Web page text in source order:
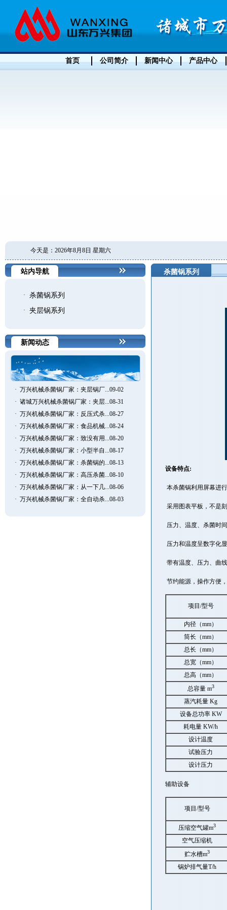
首页 公司简介 新闻中心 产品中心
今天是：2026年8月8日 星期六
站内导航
· 杀菌锅系列
· 夹层锅系列
新闻动态
· 万兴机械杀菌锅厂家：夹层锅厂...09-02
· 诸城万兴机械杀菌锅厂家：夹层...08-31
· 万兴机械杀菌锅厂家：反压式杀...08-27
· 万兴机械杀菌锅厂家：食品机械...08-24
· 万兴机械杀菌锅厂家：致没有用...08-20
· 万兴机械杀菌锅厂家：小型半自...08-17
· 万兴机械杀菌锅厂家：杀菌锅的...08-13
· 万兴机械杀菌锅厂家：高压杀菌...08-10
· 万兴机械杀菌锅厂家：从一下几...08-06
· 万兴机械杀菌锅厂家：全自动杀...08-03
杀菌锅系列
设备特点:
本杀菌锅利用屏幕进
采用图表平板，不是
压力、温度、杀菌时
压力和温度呈数字化
带有温度、压力、曲
节约能源，操作方便
项目/型号
内径（mm）
筒长（mm）
总长（mm）
总宽（mm）
总高（mm）
总容量 m3
蒸汽耗量 Kg
设备总功率 KW
耗电量 KW/h
设计温度
试验压力
设计压力
辅助设备
项目/型号
压缩空气罐m3
空气压缩机
贮水槽m3
锅炉排气量T/h